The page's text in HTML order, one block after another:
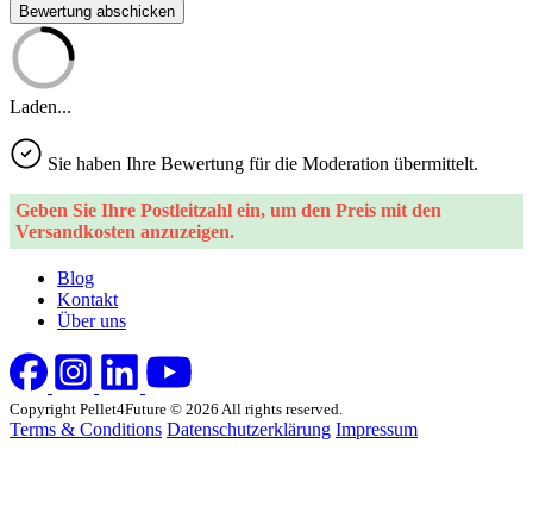
Bewertung abschicken
Laden...
Sie haben Ihre Bewertung für die Moderation übermittelt.
Geben Sie Ihre Postleitzahl ein, um den Preis mit den
Versandkosten anzuzeigen.
Blog
Kontakt
Über uns
Copyright Pellet4Future © 2026 All rights reserved.
Terms & Conditions Datenschutzerklärung Impressum